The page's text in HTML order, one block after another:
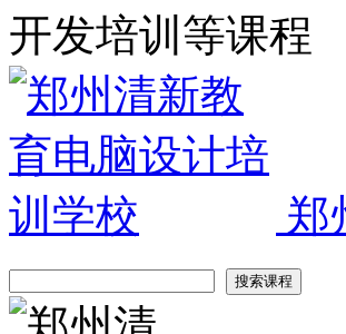
开发培训等课程
郑